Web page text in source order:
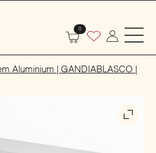
0
Aluminium | GANDIABLASCO |